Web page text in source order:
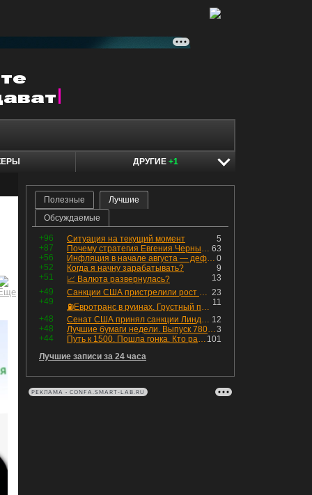
ДРУГИЕ +1
Полезные
Лучшие
Обсуждаемые
+96 5
Ситуация на текущий момент
+87
63
Почему стратегия Евгения Черных приведет вас к убыткам в 2026 году
+56
0
Инфляция в начале августа — дефляция из-за топлива и плодоовощной корзины, но услуги продолжают дорожать, а рубль начал ослабевать.
+52
9
Когда я начну зарабатывать?
+51
13
📈 Валюта развернулась?
+49
23
Санкции США пристрелили рост акций в России
+49
11
⛽️Евротранс в руинах. Грустный пост😶😞 Что изменилось в облигациях?
+48
12
Сенат США принял санкции Линдси Грэма против России
+48
3
Лучшие бумаги недели. Выпуск 780 – обновления для пятницы
+44
101
Путь к 1500. Пошла гонка. Кто раньше продаст.
Лучшие записи за 24 часа
РЕКЛАМА • CONFA.SMART-LAB.RU